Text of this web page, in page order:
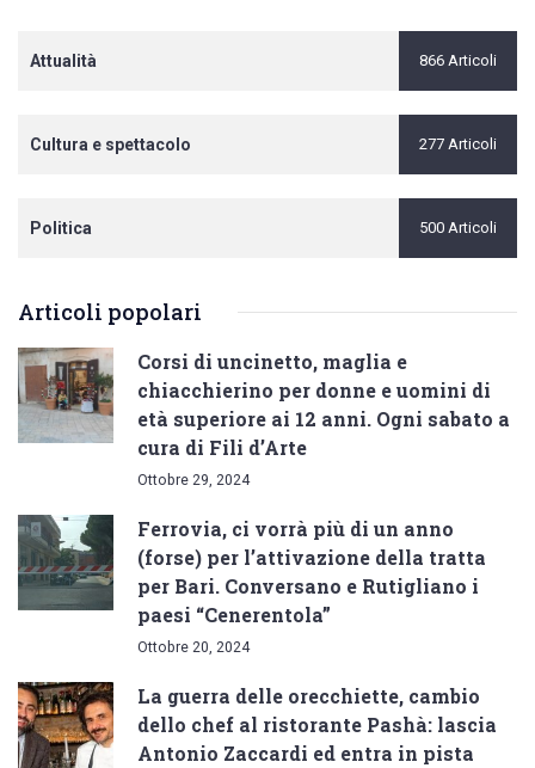
Attualità 866 Articoli
Cultura e spettacolo 277 Articoli
Politica 500 Articoli
Articoli popolari
Corsi di uncinetto, maglia e
chiacchierino per donne e uomini di
età superiore ai 12 anni. Ogni sabato a
cura di Fili d’Arte
Ottobre 29, 2024
Ferrovia, ci vorrà più di un anno
(forse) per l’attivazione della tratta
per Bari. Conversano e Rutigliano i
paesi “Cenerentola”
Ottobre 20, 2024
La guerra delle orecchiette, cambio
dello chef al ristorante Pashà: lascia
Antonio Zaccardi ed entra in pista